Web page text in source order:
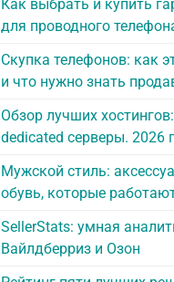
Как выбрать и купить
для проводного
Скупка телефонов: как
и что нужно знать
Обзор лучших
dedicated серверы. 2026
Мужской стиль:
обувь, которые
SellerStats: умная
Вайлдберриз и Озон